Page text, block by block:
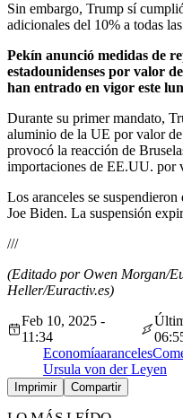
Sin embargo, Trump sí
adicionales del 10% a todas
Pekín anunció medidas de
estadounidenses por valor
han entrado en vigor este
Durante su primer mandato,
aluminio de la UE por valor
provocó la reacción de
importaciones de EE.UU. por
Los aranceles se
Joe Biden. La suspensión
///
(Editado por Owen Morgan/
Heller/Euractiv.es)
Feb 10, 2025 -
11:34
Economíaaranceles
Ursula von der Leyen
Imprimir Compartir